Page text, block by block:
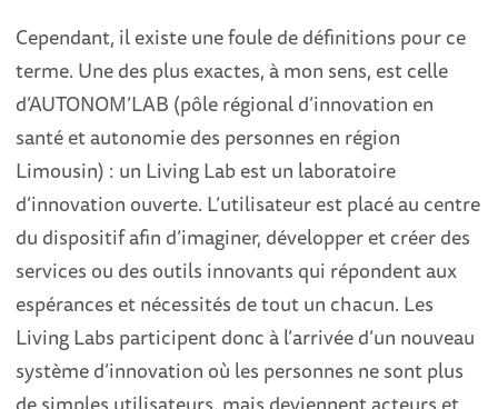
Cependant, il existe une foule de définitions pour ce
terme. Une des plus exactes, à mon sens, est celle
d’AUTONOM’LAB (pôle régional d’innovation en
santé et autonomie des personnes en région
Limousin) : un Living Lab est un laboratoire
d’innovation ouverte. L’utilisateur est placé au centre
du dispositif afin d’imaginer, développer et créer des
services ou des outils innovants qui répondent aux
espérances et nécessités de tout un chacun. Les
Living Labs participent donc à l’arrivée d’un nouveau
système d’innovation où les personnes ne sont plus